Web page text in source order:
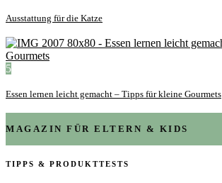
Ausstattung für die Katze
5
Essen lernen leicht gemacht – Tipps für kleine Gourmets
MAGAZIN FÜR ELTERN & KIDS
TIPPS & PRODUKTTESTS